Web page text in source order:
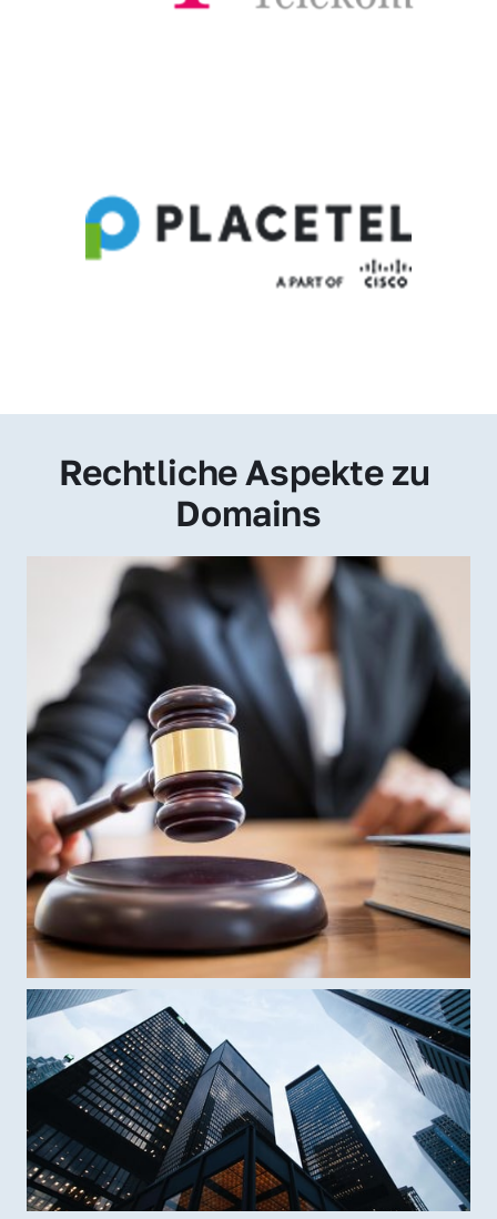
Rechtliche Aspekte zu
Domains